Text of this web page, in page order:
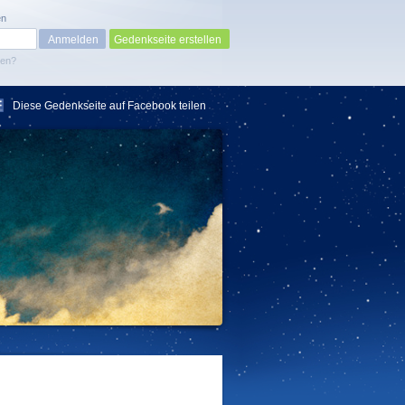
Gedenkseite erstellen
Diese Gedenkseite auf Facebook teilen